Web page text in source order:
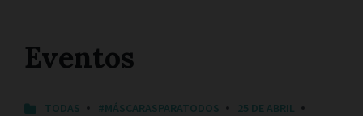
Eventos
C
TODAS #MÁSCARASPARATODOS
25 DE ABRIL